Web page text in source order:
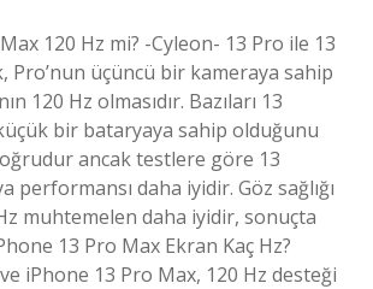
120 Hz mi? -Cyleon- 13 Pro ile 13
Pro’nun üçüncü bir kameraya sahip
120 Hz olmasıdır. Bazıları 13
bir bataryaya sahip olduğunu
ancak testlere göre 13
performansı daha iyidir. Göz sağlığı
muhtemelen daha iyidir, sonuçta
13 Pro Max Ekran Kaç Hz?
iPhone 13 Pro Max, 120 Hz desteği